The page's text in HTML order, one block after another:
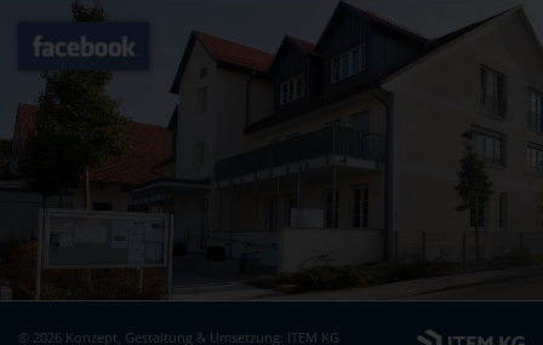
© 2026 Konzept, Gestaltung & Umsetzung: ITEM KG